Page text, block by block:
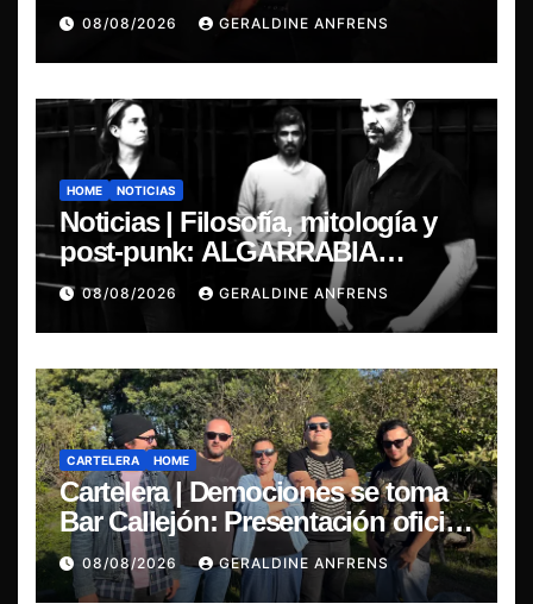
08/08/2026 GERALDINE ANFRENS
HOME NOTICIAS
Noticias | Filosofía, mitología y
post-punk: ALGARRABIA
presenta “Cantos de Sirena”
08/08/2026 GERALDINE ANFRENS
CARTELERA HOME
Cartelera | Demociones se toma
Bar Callejón: Presentación oficial
de su EP y estreno del single
“Mujer Escarlata”
08/08/2026 GERALDINE ANFRENS